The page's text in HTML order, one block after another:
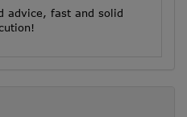
advice, fast and solid